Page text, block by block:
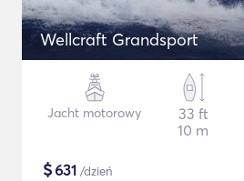
Wellcraft Grandsport
Jacht motorowy
33 ft
10 m
$631 /dzień